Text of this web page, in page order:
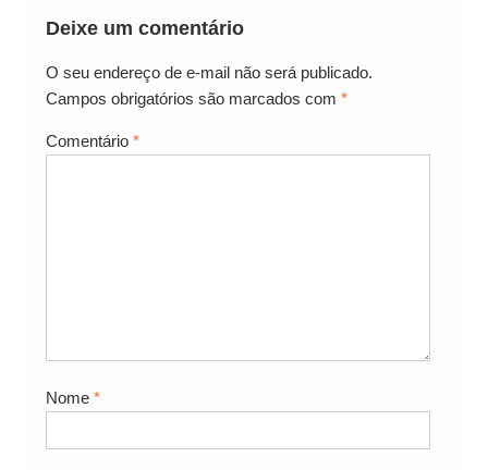
Deixe um comentário
O seu endereço de e-mail não será publicado.
Campos obrigatórios são marcados com *
Comentário *
Nome *